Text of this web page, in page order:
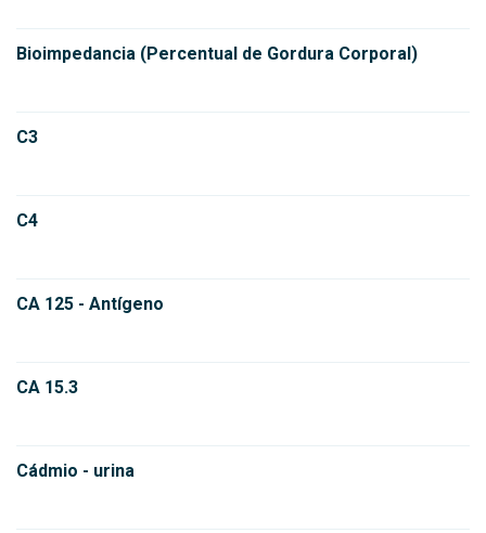
Bioimpedancia (Percentual de Gordura Corporal)
C3
C4
CA 125 - Antígeno
CA 15.3
Cádmio - urina